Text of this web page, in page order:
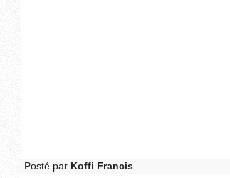
Posté par Koffi Francis